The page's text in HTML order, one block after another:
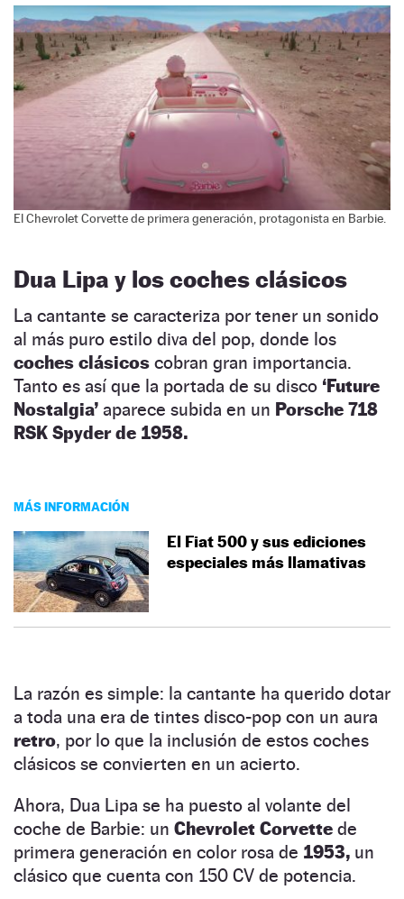
El Chevrolet Corvette de primera generación, protagonista en Barbie.
Dua Lipa y los coches clásicos
La cantante se caracteriza por tener un sonido
al más puro estilo diva del pop, donde los
coches clásicos cobran gran importancia.
Tanto es así que la portada de su disco ‘Future
Nostalgia’ aparece subida en un Porsche 718
RSK Spyder de 1958.
MÁS INFORMACIÓN
El Fiat 500 y sus ediciones
especiales más llamativas
La razón es simple: la cantante ha querido dotar
a toda una era de tintes disco-pop con un aura
retro, por lo que la inclusión de estos coches
clásicos se convierten en un acierto.
Ahora, Dua Lipa se ha puesto al volante del
coche de Barbie: un Chevrolet Corvette de
primera generación en color rosa de 1953, un
clásico que cuenta con 150 CV de potencia.